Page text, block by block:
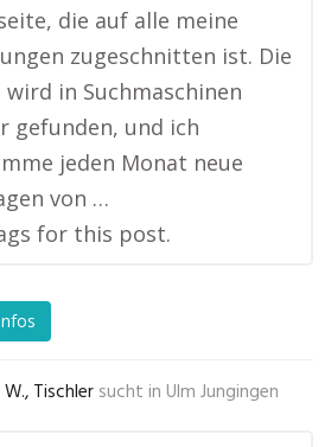
die auf alle meine
zugeschnitten ist. Die
wird in Suchmaschinen
gefunden, und ich
jeden Monat neue
von …
for this post.
Tischler sucht in Ulm Jungingen